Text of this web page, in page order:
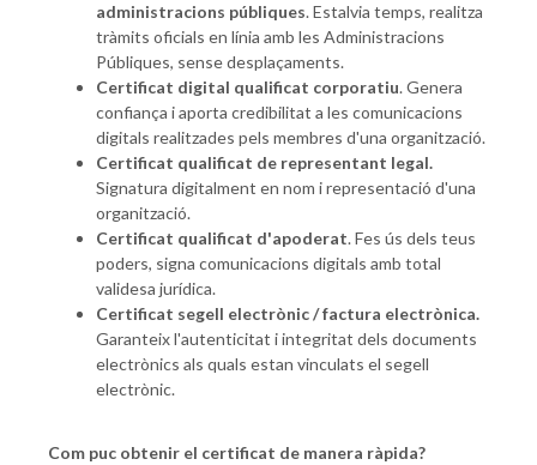
administracions públiques. Estalvia temps, realitza
tràmits oficials en línia amb les Administracions
Públiques, sense desplaçaments.
Certificat digital qualificat corporatiu. Genera
confiança i aporta credibilitat a les comunicacions
digitals realitzades pels membres d'una organització.
Certificat qualificat de representant legal.
Signatura digitalment en nom i representació d'una
organització.
Certificat qualificat d'apoderat. Fes ús dels teus
poders, signa comunicacions digitals amb total
validesa jurídica.
Certificat segell electrònic / factura electrònica.
Garanteix l'autenticitat i integritat dels documents
electrònics als quals estan vinculats el segell
electrònic.
Com puc obtenir el certificat de manera ràpida?